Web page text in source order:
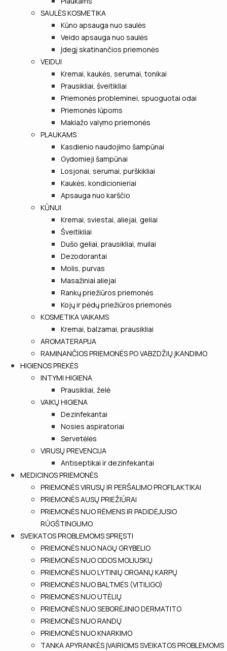
SAULĖS KOSMETIKA
Kūno apsauga nuo saulės
Veido apsauga nuo saulės
Įdegį skatinančios priemonės
VEIDUI
Kremai, kaukės, serumai, tonikai
Prausikliai, šveitikliai
Priemonės probleminei, spuoguotai odai
Priemonės lūpoms
Makiažo valymo priemonės
PLAUKAMS
Kasdienio naudojimo šampūnai
Gydomieji šampūnai
Losjonai, serumai, purškikliai
Kaukės, kondicionieriai
Apsauga nuo karščio
KŪNUI
Kremai, sviestai, aliejai, geliai
Šveitikliai
Dušo geliai, prausikliai, muilai
Dezodorantai
Molis, purvas
Masažiniai aliejai
Rankų priežiūros priemonės
Kojų ir pėdų priežiūros priemonės
KOSMETIKA VAIKAMS
Kremai, balzamai, prausikliai
AROMATERAPIJA
RAMINANČIOS PRIEMONĖS PO VABZDŽIŲ ĮKANDIMO
HIGIENOS PREKĖS
INTYMI HIGIENA
Prausikliai, želė
VAIKŲ HIGIENA
Dezinfekantai
Nosies aspiratoriai
Servetėlės
VIRUSŲ PREVENCIJA
Antiseptikai ir dezinfekantai
MEDICINOS PRIEMONĖS
PRIEMONĖS VIRUSŲ IR PERŠALIMO PROFILAKTIKAI
PRIEMONĖS AUSŲ PRIEŽIŪRAI
PRIEMONĖS NUO RĖMENS IR PADIDĖJUSIO
RŪGŠTINGUMO
SVEIKATOS PROBLEMOMS SPRĘSTI
PRIEMONĖS NUO NAGŲ GRYBELIO
PRIEMONĖS NUO ODOS MOLIUSKŲ
PRIEMONĖS NUO LYTINIŲ ORGANŲ KARPŲ
PRIEMONĖS NUO BALTMĖS (VITILIGO)
PRIEMONĖS NUO UTĖLIŲ
PRIEMONĖS NUO SEBORĖJINIO DERMATITO
PRIEMONĖS NUO RANDŲ
PRIEMONĖS NUO KNARKIMO
TANKA APYRANKĖS ĮVAIRIOMS SVEIKATOS PROBLEMOMS